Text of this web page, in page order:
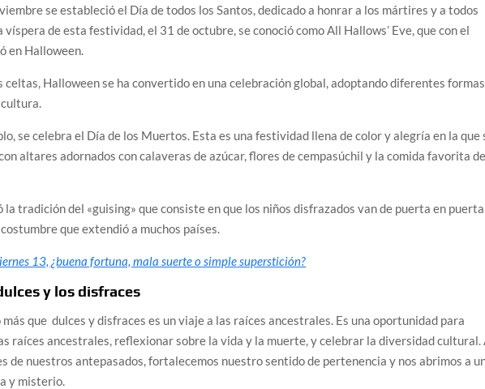
se estableció el Día de todos los Santos, dedicado a honrar a los mártires y a todos
de esta festividad, el 31 de octubre, se conoció como All Hallows’ Eve, que con el
en Halloween.
celtas, Halloween se ha convertido en una celebración global, adoptando diferentes
se celebra el Día de los Muertos. Esta es una festividad llena de color y alegría en la que
altares adornados con calaveras de azúcar, flores de cempasúchil y la comida favorita de
la tradición del «guising» que consiste en que los niños disfrazados van de puerta en puerta
que extendió a muchos países.
13, ¿buena fortuna, mala suerte o simplesuperstición?
y los disfraces
que dulces y disfraces es un viaje a las raíces ancestrales. Es una oportunidad para
raíces ancestrales, reflexionar sobre la vida y la muerte, y celebrar la diversidad cultural.
de nuestros antepasados, fortalecemos nuestro sentido de pertenencia y nos abrimos a
y misterio.